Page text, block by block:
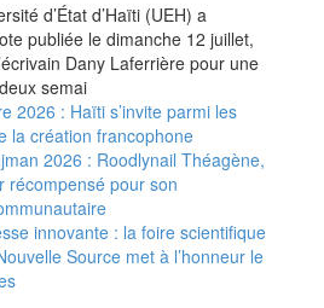
d’État d’Haïti (UEH) a
publiée le dimanche 12 juillet,
Dany Laferrière pour une
semai
2026 : Haïti s’invite parmi les
la création francophone
2026 : Roodlynail Théagène,
récompensé pour son
innovante : la foire scientifique
Source met à l’honneur le